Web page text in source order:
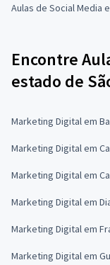
Aulas de Social Media
Encontre
estado de
Marketing Digital em
Marketing Digital em
Marketing Digital em
Marketing Digital em
Marketing Digital em
Marketing Digital em